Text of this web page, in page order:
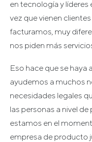
en tecnología y líderes
vez que vienen
facturamos, muy
nos piden más
Eso hace que se
ayudemos a muchos
necesidades legales
las personas a nivel
estamos en el
empresa de producto